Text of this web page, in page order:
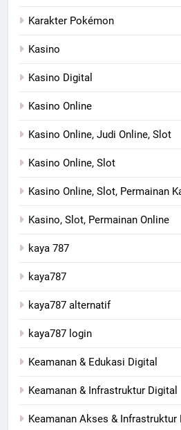
Karakter Pokémon
Kasino
Kasino Digital
Kasino Online
Kasino Online, Judi Online, Slot
Kasino Online, Slot
Kasino Online, Slot, Permainan
Kasino, Slot, Permainan Online
kaya 787
kaya787
kaya787 alternatif
kaya787 login
Keamanan & Edukasi Digital
Keamanan & Infrastruktur Digital
Keamanan Akses & Infrastruktur